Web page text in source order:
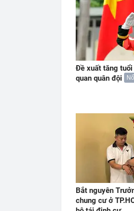
Đề xuất tăng
quan quân đội
Bắt nguyên
chung cư ở